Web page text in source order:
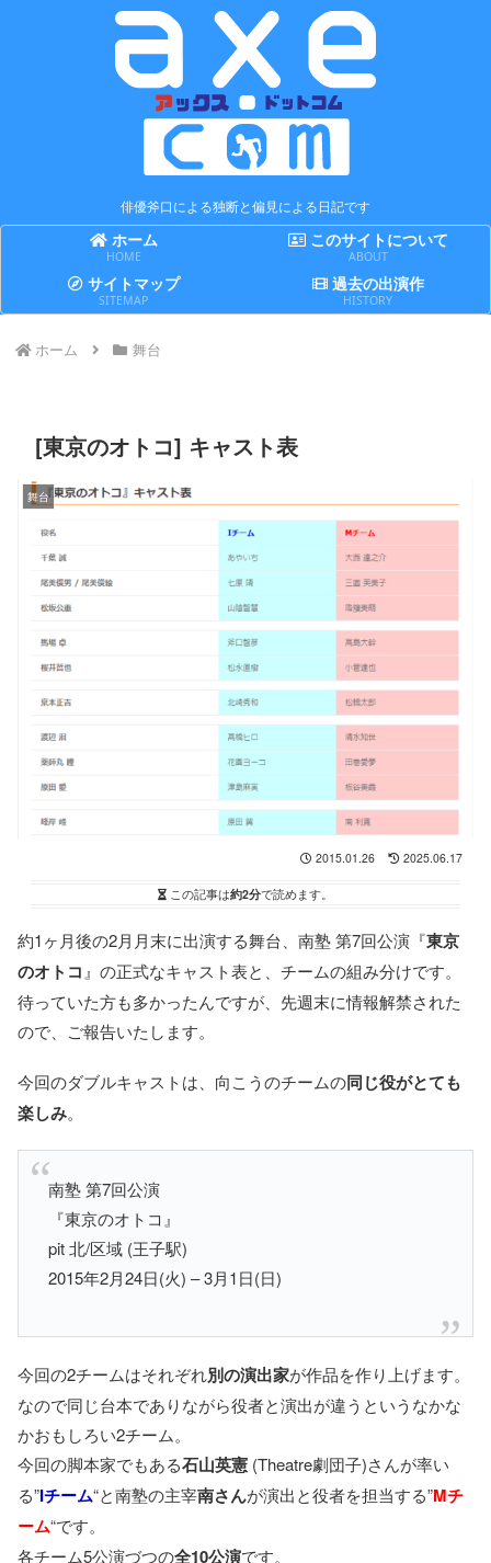
俳優斧口による独断と偏見による日記です
ホーム
HOME
このサイトについて
ABOUT
サイトマップ
SITEMAP
過去の出演作
HISTORY
ホーム 舞台
[東京のオトコ] キャスト表
舞台
2015.01.26 2025.06.17
この記事は約2分で読めます。
約1ヶ月後の2月月末に出演する舞台、南塾 第7回公演『東京
のオトコ 』の正式なキャスト表と、チームの組み分けです。
待っていた方も多かったんですが、先週末に情報解禁された
ので、ご報告いたします。
今回のダブルキャストは、向こうのチームの同じ役がとても
楽しみ。
南塾 第7回公演
『東京のオトコ』
pit 北/区域 (王子駅)
2015年2月24日(火) – 3月1日(日)
今回の2チームはそれぞれ別の演出家が作品を作り上げます。
なので同じ台本でありながら役者と演出が違うというなかな
かおもしろい2チーム。
今回の脚本家でもある石山英憲 (Theatre劇団子)さんが率い
る”Iチーム“と南塾の主宰南さんが演出と役者を担当する”Mチ
ーム“です。
各チーム5公演づつの全10公演です。